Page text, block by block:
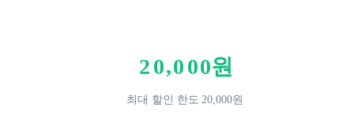
2
3
0
1
,0
1
0
1
0원
최대 할인 한도 20,000원